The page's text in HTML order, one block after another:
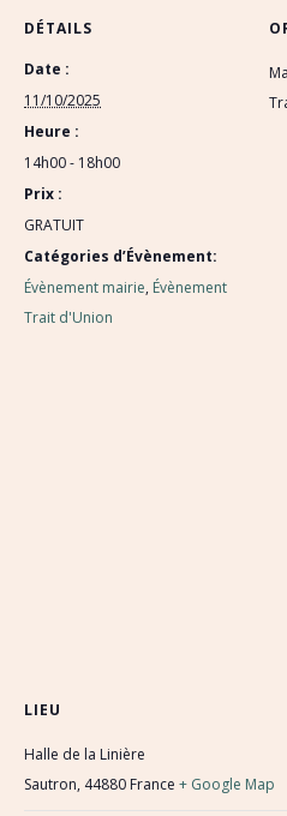
DÉTAILS
Date :
11/10/2025
Heure :
14h00 - 18h00
Prix :
GRATUIT
Catégories d’Évènement:
Évènement mairie, Évènement
Trait d'Union
LIEU
Halle de la Linière
Sautron, 44880 France + Google Map